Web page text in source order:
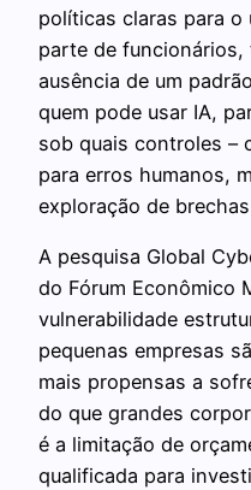
políticas claras para
parte de funcionários,
ausência de um
quem pode usar IA,
sob quais controles –
para erros humanos,
exploração de
A pesquisa Global
do Fórum Econômico
vulnerabilidade
pequenas empresas
mais propensas a
do que grandes
é a limitação de
qualificada para